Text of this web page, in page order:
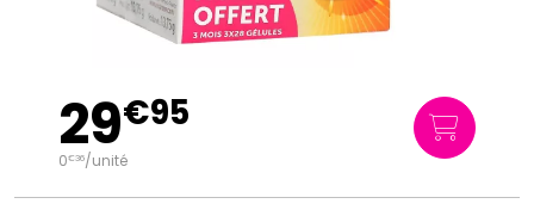
29€95
0€36/unité